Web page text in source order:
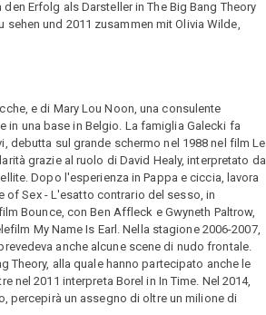
Erfolg als Darsteller in The Big Bang Theory
und 2011 zusammen mit Olivia Wilde,
e di Mary Lou Noon, una consulente
in una base in Belgio. La famiglia Galecki fa
debutta sul grande schermo nel 1988 nel film Le
grazie al ruolo di David Healy, interpretato dal
Dopo l'esperienza in Pappa e ciccia, lavora
of Sex - L'esatto contrario del sesso, in
Bounce, con Ben Affleck e Gwyneth Paltrow,
My Name Is Earl. Nella stagione 2006-2007,
anche alcune scene di nudo frontale.
Theory, alla quale hanno partecipato anche le
nel 2011 interpreta Borel in In Time. Nel 2014,
percepirà un assegno di oltre un milione di